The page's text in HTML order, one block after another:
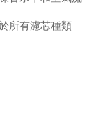
所有濾芯種類